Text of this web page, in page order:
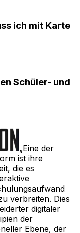
ich mit Karte
Schüler- und
Eine der
ist ihre
die es
verbreiten. Dies
digitaler
der
Ebene, der